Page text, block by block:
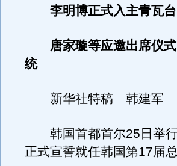
李明博正式入主青瓦台
唐家璇等应邀出席仪式
统
新华社特稿 韩建军
韩国首都首尔25日举行
正式宣誓就任韩国第17届总